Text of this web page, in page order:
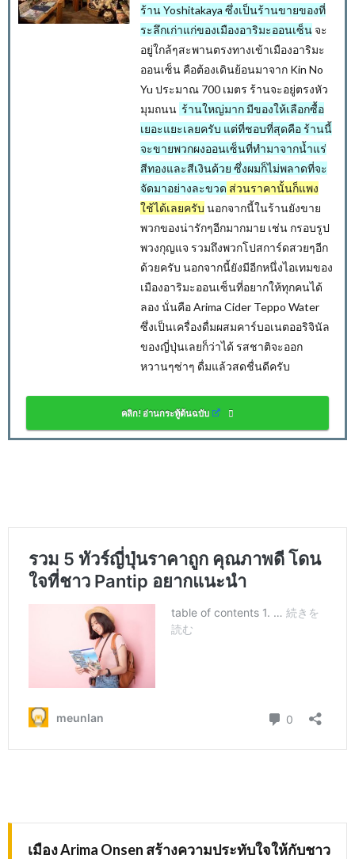
ร้าน Yoshitakaya ซึ่งเป็นร้านขายของที่
ระลึกเก่าแก่ของเมืองอาริมะออนเซ็นจะ
อยู่ใกล้ๆสะพานตรงทางเข้าเมืองอาริมะ
ออนเซ็น คือต้องเดินย้อนมาจาก Kin No
Yu ประมาณ 700 เมตร ร้านจะอยู่ตรงหัว
มุมถนน ร้านใหญ่มาก มีของให้เลือกซื้อ
เยอะแยะเลยครับ แต่ที่ชอบที่สุดคือ ร้านนี้
จะขายพวกผงออนเซ็นที่ทำมาจากน้ำแร่
สีทองและสีเงินด้วย ซึ่งผมก็ไม่พลาดที่จะ
จัดมาอย่างละขวด ส่วนราคานั้นก็แพง
ใช้ได้เลยครับ นอกจากนี้ในร้านยังขาย
พวกของน่ารักๆอีกมากมาย เช่น กรอบรูป
พวงกุญแจ รวมถึงพวกโปสการ์ดสวยๆอีก
ด้วยครับ นอกจากนี้ยังมีอีกหนึ่งไอเทมของ
เมืองอาริมะออนเซ็นที่อยากให้ทุกคนได้
ลอง นั่นคือ Arima Cider Teppo Water
ซึ่งเป็นเครื่องดื่มผสมคาร์บอเนตออริจินัล
ของญี่ปุ่นเลยก็ว่าได้ รสชาติจะออก
หวานๆซ่าๆ ดื่มแล้วสดชื่นดีครับ
คลิก! อ่านกระทู้ต้นฉบับ
เมืองArima Onsen สร้างความประทับใจให้กับชาว